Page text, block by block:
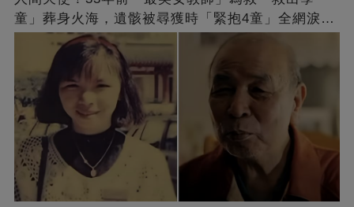
童」葬身火海，遺骸被尋獲時「緊抱4童」全網淚
崩：真正的英雄不該被遺忘